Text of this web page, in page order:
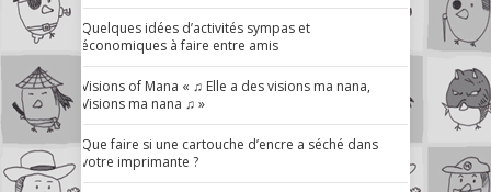
Quelques idées d’activités sympas et
économiques à faire entre amis
Visions of Mana « ♫ Elle a des visions ma nana,
Visions ma nana ♫ »
Que faire si une cartouche d’encre a séché dans
votre imprimante ?